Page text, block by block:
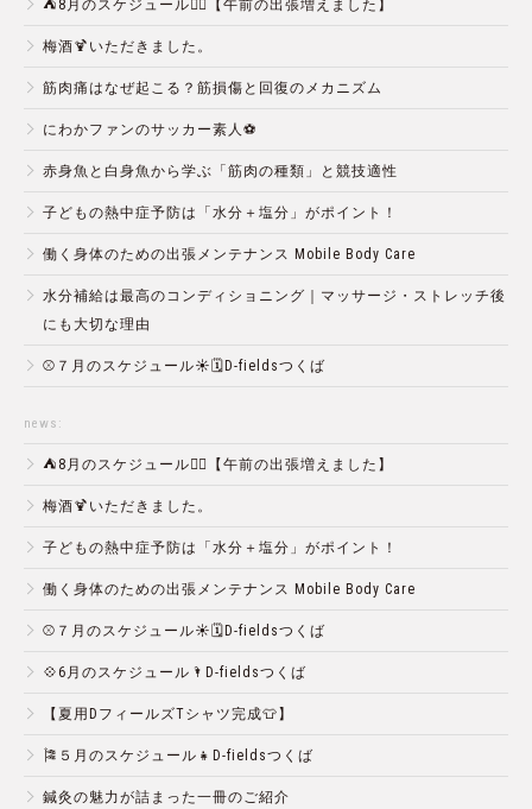
⛺️8月のスケジュール🏄‍♂️【午前の出張増えました】
梅酒🍹いただきました。
筋肉痛はなぜ起こる？筋損傷と回復のメカニズム
にわかファンのサッカー素人⚽️
赤身魚と白身魚から学ぶ「筋肉の種類」と競技適性
子どもの熱中症予防は「水分＋塩分」がポイント！
働く身体のための出張メンテナンス Mobile Body Care
水分補給は最高のコンディショニング｜マッサージ・ストレッチ後
にも大切な理由
⚾️７月のスケジュール☀️🗓D-fieldsつくば
news:
⛺️8月のスケジュール🏄‍♂️【午前の出張増えました】
梅酒🍹いただきました。
子どもの熱中症予防は「水分＋塩分」がポイント！
働く身体のための出張メンテナンス Mobile Body Care
⚾️７月のスケジュール☀️🗓D-fieldsつくば
💠6月のスケジュール🌂D-fieldsつくば
【夏用DフィールズTシャツ完成👕】
🎏５月のスケジュール👧D-fieldsつくば
鍼灸の魅力が詰まった一冊のご紹介